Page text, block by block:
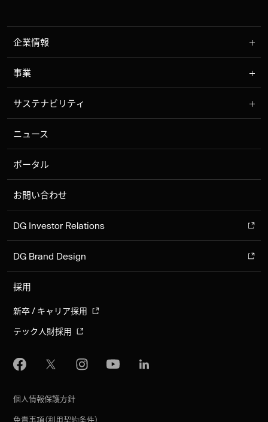
企業情報
事業
サステナビリティ
ニュース
ポータル
お問い合わせ
DG Investor Relations
DG Brand Design
採用
新卒 / キャリア採用
テック人財採用
個人情報保護方針
免責事項（利用契約条件）